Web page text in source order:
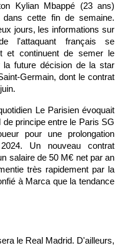
Kylian Mbappé (23 ans)
dans cette fin de semaine.
jours, les informations sur
l'attaquant français se
et continuent de semer le
la future décision de la star
Germain, dont le contrat
Le Parisien évoquait
de principe entre le Paris SG
pour une prolongation
Un nouveau contrat
salaire de 50 M€ net par an
très rapidement par la
à Marca que la tendance
le Real Madrid. D'ailleurs,